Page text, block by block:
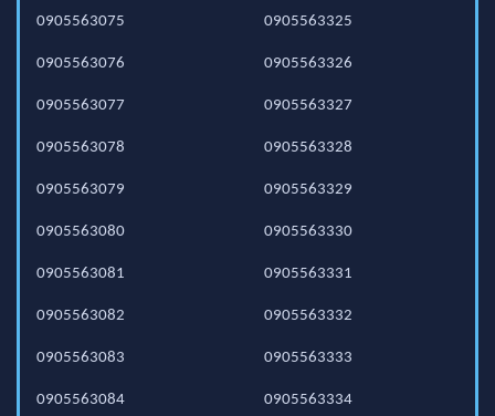
0905563075
0905563076
0905563077
0905563078
0905563079
0905563080
0905563081
0905563082
0905563083
0905563084
0905563325
0905563326
0905563327
0905563328
0905563329
0905563330
0905563331
0905563332
0905563333
0905563334